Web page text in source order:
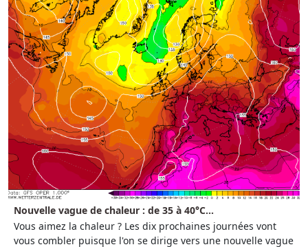
Nouvelle vague de chaleur : de 35 à 40°C...
Vous aimez la chaleur ? Les dix prochaines journées vont
vous combler puisque l'on se dirige vers une nouvelle vague